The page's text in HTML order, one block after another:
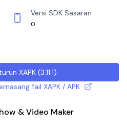
Versi SDK Sasaran
0
XAPK (3.11.1)
fail XAPK / APK
& Video Maker